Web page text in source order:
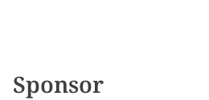
a
Sponsor